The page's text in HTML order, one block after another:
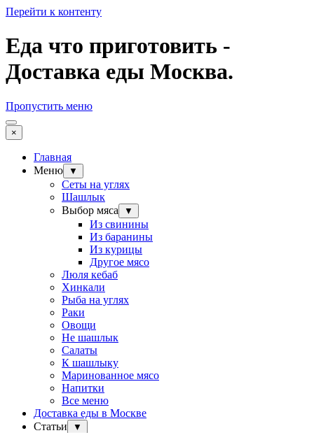
Перейти к контенту
Еда что приготовить -
Доставка еды Москва.
Пропустить меню
×
Главная
Меню
▼
Сеты на углях
Шашлык
Выбор мяса
▼
Из свинины
Из баранины
Из курицы
Другое мясо
Люля кебаб
Хинкали
Рыба на углях
Раки
Овощи
Не шашлык
Салаты
К шашлыку
Маринованное мясо
Напитки
Все меню
Доставка еды в Москве
Статьи
▼